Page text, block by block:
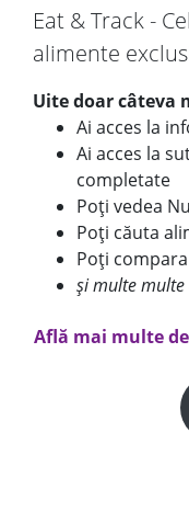
Eat & Track -
alimente
Uite doar câteva
Ai acces la
Ai acces la
completate
Poți vedea
Poți căuta
Poți
și multe multe
Află mai multe